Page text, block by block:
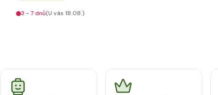
3 - 7 dnů(U vás 18.08.)